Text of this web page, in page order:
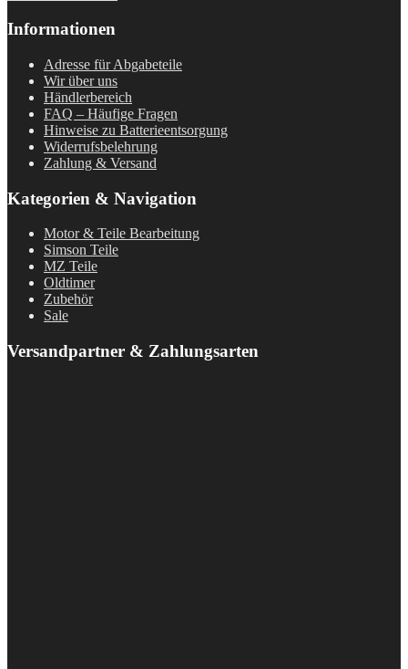
Informationen
Adresse für Abgabeteile
Wir über uns
Händlerbereich
FAQ – Häufige Fragen
Hinweise zu Batterieentsorgung
Widerrufsbelehrung
Zahlung & Versand
Kategorien & Navigation
Motor & Teile Bearbeitung
Simson Teile
MZ Teile
Oldtimer
Zubehör
Sale
Versandpartner & Zahlungsarten